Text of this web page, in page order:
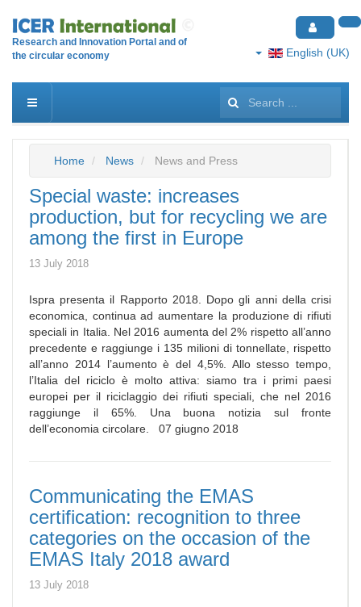
Research and Innovation Portal and of
the circular economy
English (UK)
Search
...
Home
News News and Press
Special waste: increases
production, but for recycling we are
among the first in Europe
13 July 2018
Ispra presenta il Rapporto 2018. Dopo gli anni della crisi
economica, continua ad aumentare la produzione di rifiuti
speciali in Italia. Nel 2016 aumenta del 2% rispetto all’anno
precedente e raggiunge i 135 milioni di tonnellate, rispetto
all’anno 2014 l’aumento è del 4,5%. Allo stesso tempo,
l’Italia del riciclo è molto attiva: siamo tra i primi paesi
europei per il riciclaggio dei rifiuti speciali, che nel 2016
raggiunge il 65%. Una buona notizia sul fronte
dell’economia circolare. 07 giugno 2018
Communicating the EMAS
certification: recognition to three
categories on the occasion of the
EMAS Italy 2018 award
13 July 2018